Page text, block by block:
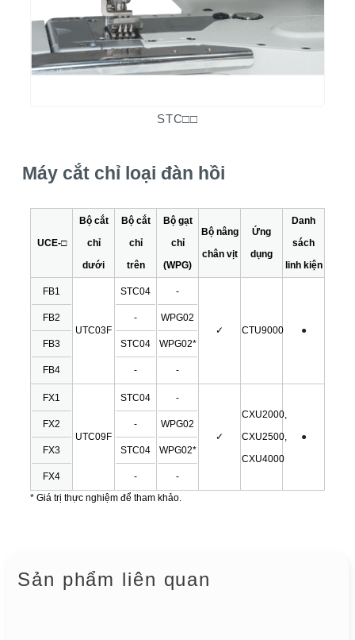
STC□□
Máy cắt chỉ loại đàn hồi
UCE-□
Bộ cắt
chỉ
dưới
Bộ cắt
chỉ
trên
Bộ gạt
chỉ
(WPG)
Bộ nâng
chân vịt
Ứng
dụng
Danh
sách
linh kiện
FB1
FB2
FB3
FB4
UTC03F
STC04
-
STC04
-
-
WPG02
WPG02*
-
✓ CTU9000 ●
FX1
FX2
FX3
FX4
UTC09F
STC04
-
STC04
-
-
WPG02
WPG02*
-
✓
CXU2000,
CXU2500,
CXU4000
●
* Giá trị thực nghiệm để tham khảo.
Sản phẩm liên quan